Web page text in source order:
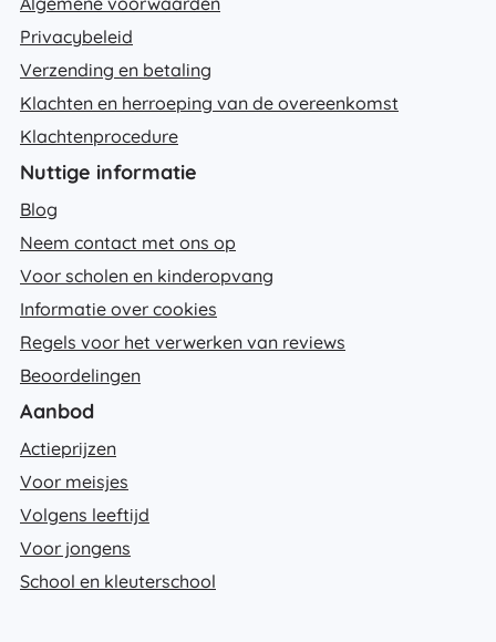
Privacybeleid
Verzending en betaling
Klachten en herroeping van de overeenkomst
Klachtenprocedure
Nuttige informatie
Blog
Neem contact met ons op
Voor scholen en kinderopvang
Informatie over cookies
Regels voor het verwerken van reviews
Beoordelingen
Aanbod
Actieprijzen
Voor meisjes
Volgens leeftijd
Voor jongens
School en kleuterschool